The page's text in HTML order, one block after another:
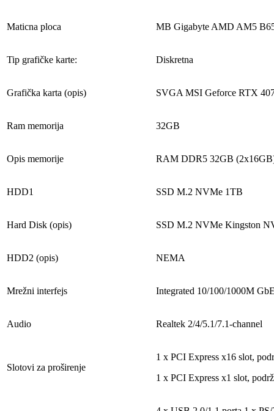
Maticna ploca MB Gigabyte AMD AM5
Tip grafičke karte: Diskretna
Grafička karta (opis) SVGA MSI Geforce RTX
Ram memorija 32GB
Opis memorije RAM DDR5 32GB
HDD1 SSD M.2 NVMe 1TB
Hard Disk (opis) SSD M.2 NVMe Kingston
HDD2 (opis) NEMA
Mrežni interfejs Integrated 10/100/1000M
Audio Realtek 2/4/5.1/7.1-channel
Slotovi za proširenje
1 x PCI Express x16 slot,
1 x PCI Express x1 slot,